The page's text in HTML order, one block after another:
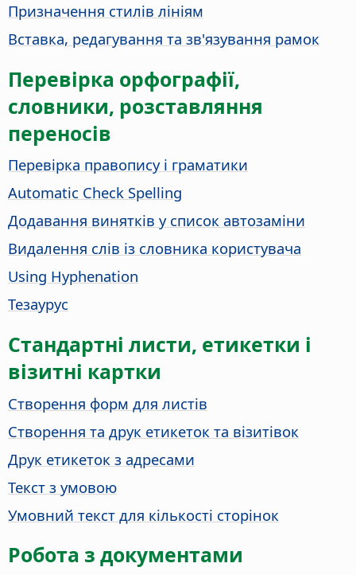
Призначення стилів лініям
Вставка, редагування та зв'язування рамок
Перевірка орфографії,
словники, розставляння
переносів
Перевірка правопису і граматики
Automatic Check Spelling
Додавання винятків у список автозаміни
Видалення слів із словника користувача
Using Hyphenation
Тезаурус
Стандартні листи, етикетки і
візитні картки
Створення форм для листів
Створення та друк етикеток та візитівок
Друк етикеток з адресами
Текст з умовою
Умовний текст для кількості сторінок
Робота з документами